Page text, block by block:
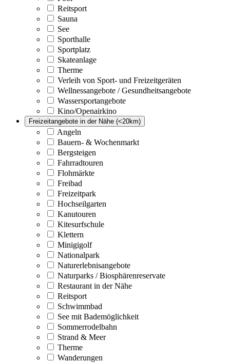
Reitsport
Sauna
See
Sporthalle
Sportplatz
Skateanlage
Therme
Verleih von Sport- und Freizeitgeräten
Wellnessangebote / Gesundheitsangebote
Wassersportangebote
Kino/Openairkino
Freizeitangebote in der Nähe (<20km)
Angeln
Bauern- & Wochenmarkt
Bergsteigen
Fahrradtouren
Flohmärkte
Freibad
Freizeitpark
Hochseilgarten
Kanutouren
Kitesurfschule
Klettern
Minigigolf
Nationalpark
Naturerlebnisangebote
Naturparks / Biosphärenreservate
Restaurant in der Nähe
Reitsport
Schwimmbad
See mit Bademöglichkeit
Sommerrodelbahn
Strand & Meer
Therme
Wanderungen